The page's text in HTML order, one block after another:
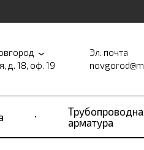
д. 18, оф. 19
Эл. почта
арматура